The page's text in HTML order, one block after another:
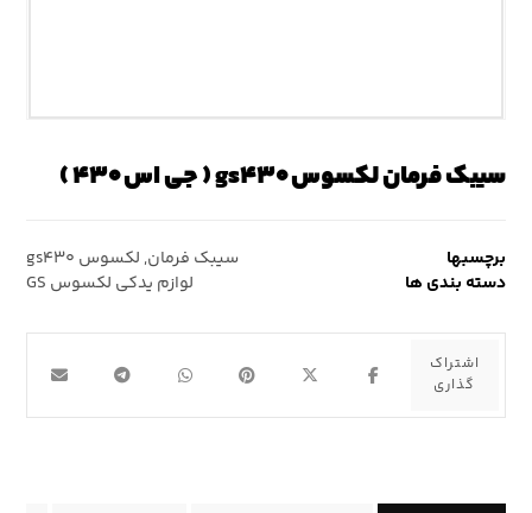
سیبک فرمان لکسوس gs۴۳۰ ( جی اس ۴۳۰ )
برچسبها سیبک فرمان, لکسوس gs۴۳۰
دسته بندی ها
لوازم یدکی لکسوس GS